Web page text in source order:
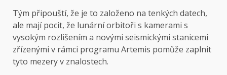
Tým připouští, že je to založeno na tenkých datech,
ale mají pocit, že lunární orbitoři s kamerami s
vysokým rozlišením a novými seismickými stanicemi
zřízenými v rámci programu Artemis pomůže zaplnit
tyto mezery v znalostech.